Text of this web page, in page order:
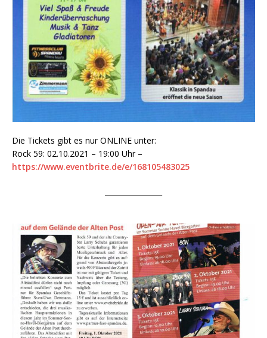
Die Tickets gibt es nur ONLINE unter:
Rock 59: 02.10.2021 – 19:00 Uhr –
https://www.eventbrite.de/e/168105483025